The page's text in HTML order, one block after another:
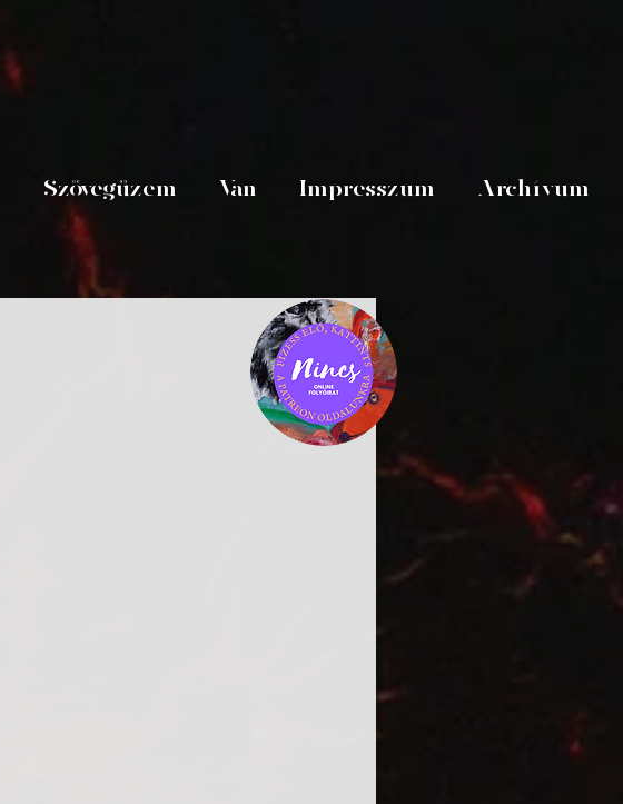
Szövegüzem Van Impresszum Archívum